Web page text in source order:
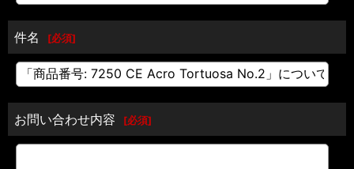
件名 [必須]
お問い合わせ内容 [必須]